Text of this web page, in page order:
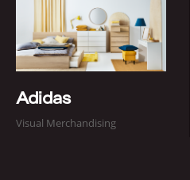
Adidas
Visual Merchandising